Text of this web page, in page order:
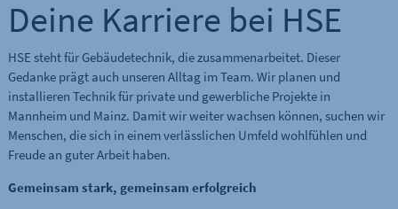
Deine Karriere bei HSE
HSE steht für Gebäudetechnik, die zusammenarbeitet. Dieser
Gedanke prägt auch unseren Alltag im Team. Wir planen und
installieren Technik für private und gewerbliche Projekte in
Mannheim und Mainz. Damit wir weiter wachsen können, suchen wir
Menschen, die sich in einem verlässlichen Umfeld wohlfühlen und
Freude an guter Arbeit haben.
Gemeinsam stark, gemeinsam erfolgreich